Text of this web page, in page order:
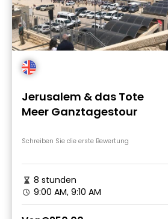
Jerusalem & das Tote
Meer Ganztagestour
Schreiben Sie die erste Bewertung
8 stunden
9:00 AM, 9:10 AM